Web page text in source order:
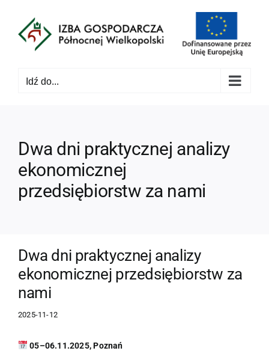
zawartości
Idź do...
Dwa dni praktycznej analizy
ekonomicznej
przedsiębiorstw za nami
Dwa dni praktycznej analizy
ekonomicznej przedsiębiorstw za
nami
2025-11-12
05–06.11.2025, Poznań